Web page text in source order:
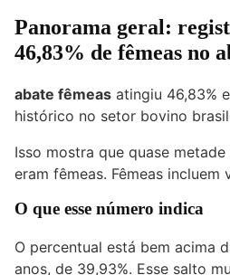
Panorama geral:
46,83% de fêmeas no
abate fêmeas atingiu 46,83%
histórico no setor bovino
Isso mostra que quase
eram fêmeas. Fêmeas incluem
O que esse número indica
O percentual está bem acima
anos, de 39,93%. Esse salto